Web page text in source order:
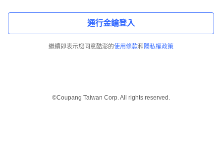
通行金鑰登入
繼續即表示您同意酷澎的使用條款和 隱私權政策
©Coupang Taiwan Corp. All rights reserved.